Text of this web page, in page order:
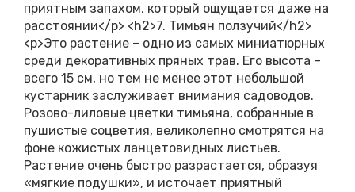
приятным запахом, который ощущается даже на
расстоянии</p> <h2>7. Тимьян ползучий</h2>
<p>Это растение – одно из самых миниатюрных
среди декоративных пряных трав. Его высота –
всего 15 см, но тем не менее этот небольшой
кустарник заслуживает внимания садоводов.
Розово-лиловые цветки тимьяна, собранные в
пушистые соцветия, великолепно смотрятся на
фоне кожистых ланцетовидных листьев.
Растение очень быстро разрастается, образуя
«мягкие подушки», и источает приятный